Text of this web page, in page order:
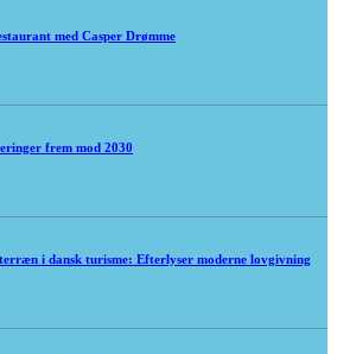
med Casper Drømme
frem mod 2030
i dansk turisme: Efterlyser moderne lovgivning